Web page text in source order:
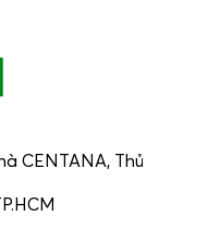
CENTANA, Thủ